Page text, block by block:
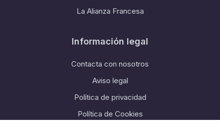
La Alianza Francesa
Información legal
Contacta con nosotros
Aviso legal
Política de privacidad
Política de Cookies